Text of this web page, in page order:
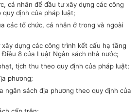
cá nhân để đầu tư xây dựng các công
định của pháp luật;
các tổ chức, cá nhân ở trong và ngoài
dựng các công trình kết cấu hạ tầng
8 của Luật Ngân sách nhà nước;
tịch thu theo quy định của pháp luật;
phương;
ngân sách địa phương theo quy định của